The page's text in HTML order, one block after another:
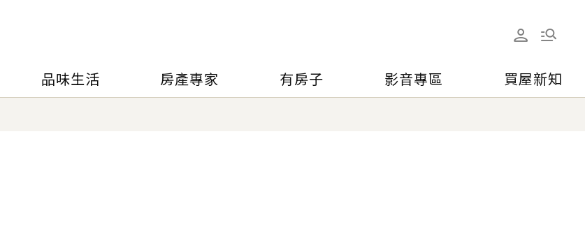
品味生活 房產專家 有房子 影音專區 買屋新知